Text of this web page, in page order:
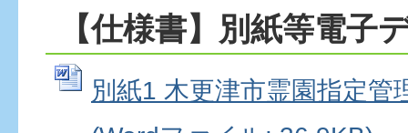
【仕様書】別紙等電子
別紙1 木更津市霊園指定管